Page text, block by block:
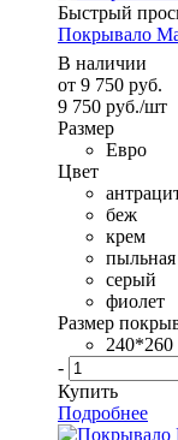
Быстрый
Покрывало
В наличии
от 9 750 руб.
9 750 руб./шт
Размер
Евро
Цвет
беж
крем
пыльная
серый
фиолет
Размер
240*260
-
Купить
Подробнее